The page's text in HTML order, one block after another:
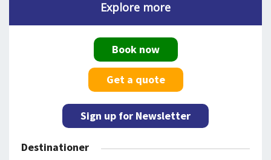
Explore more
Book now
Get a quote
Sign up for Newsletter
Destinationer